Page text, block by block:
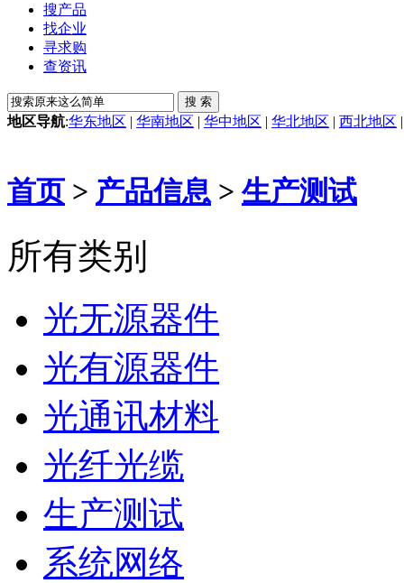
搜产品
找企业
寻求购
查资讯
地区导航:华东地区 | 华南地区 | 华中地区 | 华北地区 | 西北地区
首页 > 产品信息 >生产测试
所有类别
光无源器件
光有源器件
光通讯材料
光纤光缆
生产测试
系统网络